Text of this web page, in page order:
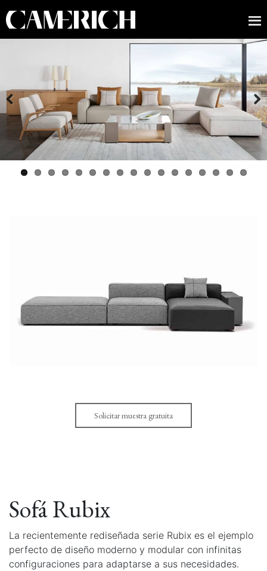
Previous Next
Solicitar muestra gratuita
Sofá Rubix
La recientemente rediseñada serie Rubix es el ejemplo
perfecto de diseño moderno y modular con infinitas
configuraciones para adaptarse a sus necesidades.